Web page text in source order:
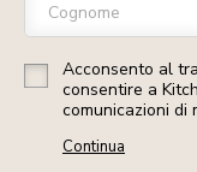
Cognome
Acconsento al
consentire a
comunicazioni di
Continua